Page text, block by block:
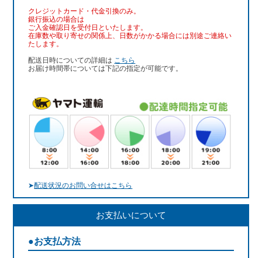
クレジットカード・代金引換のみ。
銀行振込の場合は
ご入金確認日を受付日といたします。
在庫数や取り寄せの関係上、日数がかかる場合には別途ご連絡い
たします。
配送日時についての詳細は こちら
お届け時間帯については下記の指定が可能です。
➤配送状況のお問い合せはこちら
お支払いについて
●お支払方法